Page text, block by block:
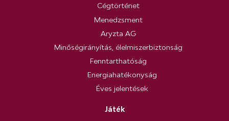
Cégtörténet
Menedzsment
Aryzta AG
Minőségirányítás, élelmiszerbiztonság
Fenntarthatóság
Energiahatékonyság
Éves jelentések
Játék